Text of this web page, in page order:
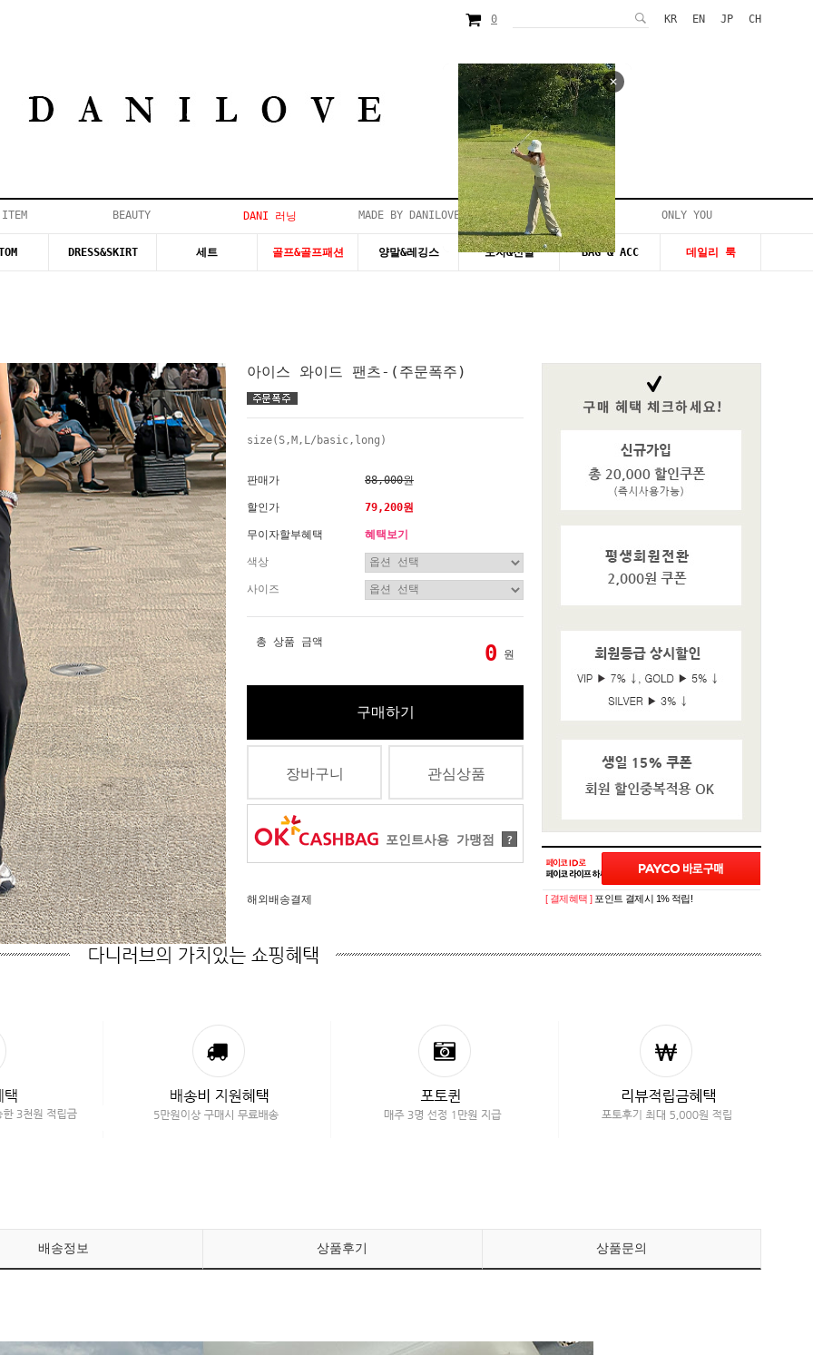
0 KR EN JP CH
BEAUTY DANI 러닝 MADE BY DANILOVE 시즌20~50%세일 ONLY YOU
DRESS&SKIRT 세트 골프&골프패션 양말&레깅스 모자&신발 BAG & ACC 데일리 룩
아이스 와이드 팬츠-(주문폭주)
size(S,M,L/basic,long)
판매가 88,000원
할인가 79,200원
무이자할부혜택 혜택보기
색상
사이즈
총 상품 금액 0 원
구매하기
장바구니 관심상품
포인트사용 가맹점 ?
해외배송결제 [ 결제혜택 ] 포인트 결제시 1% 적립!
배송정보 상품후기 상품문의